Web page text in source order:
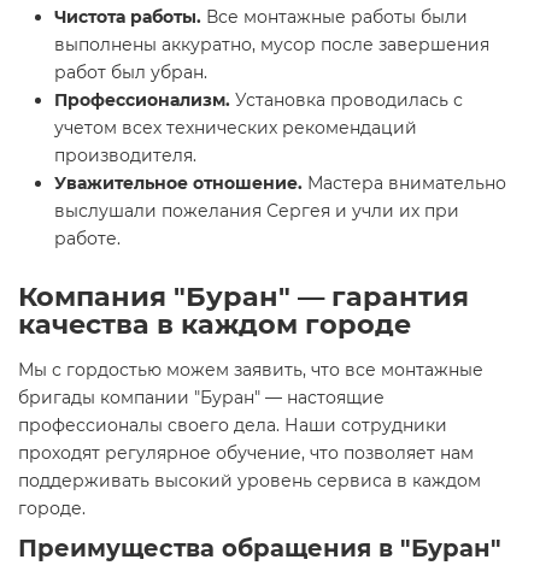
Чистота работы. Все монтажные работы были
выполнены аккуратно, мусор после завершения
работ был убран.
Профессионализм. Установка проводилась с
учетом всех технических рекомендаций
производителя.
Уважительное отношение. Мастера внимательно
выслушали пожелания Сергея и учли их при
работе.
Компания "Буран" — гарантия
качества в каждом городе
Мы с гордостью можем заявить, что все монтажные
бригады компании "Буран" — настоящие
профессионалы своего дела. Наши сотрудники
проходят регулярное обучение, что позволяет нам
поддерживать высокий уровень сервиса в каждом
городе.
Преимущества обращения в "Буран"